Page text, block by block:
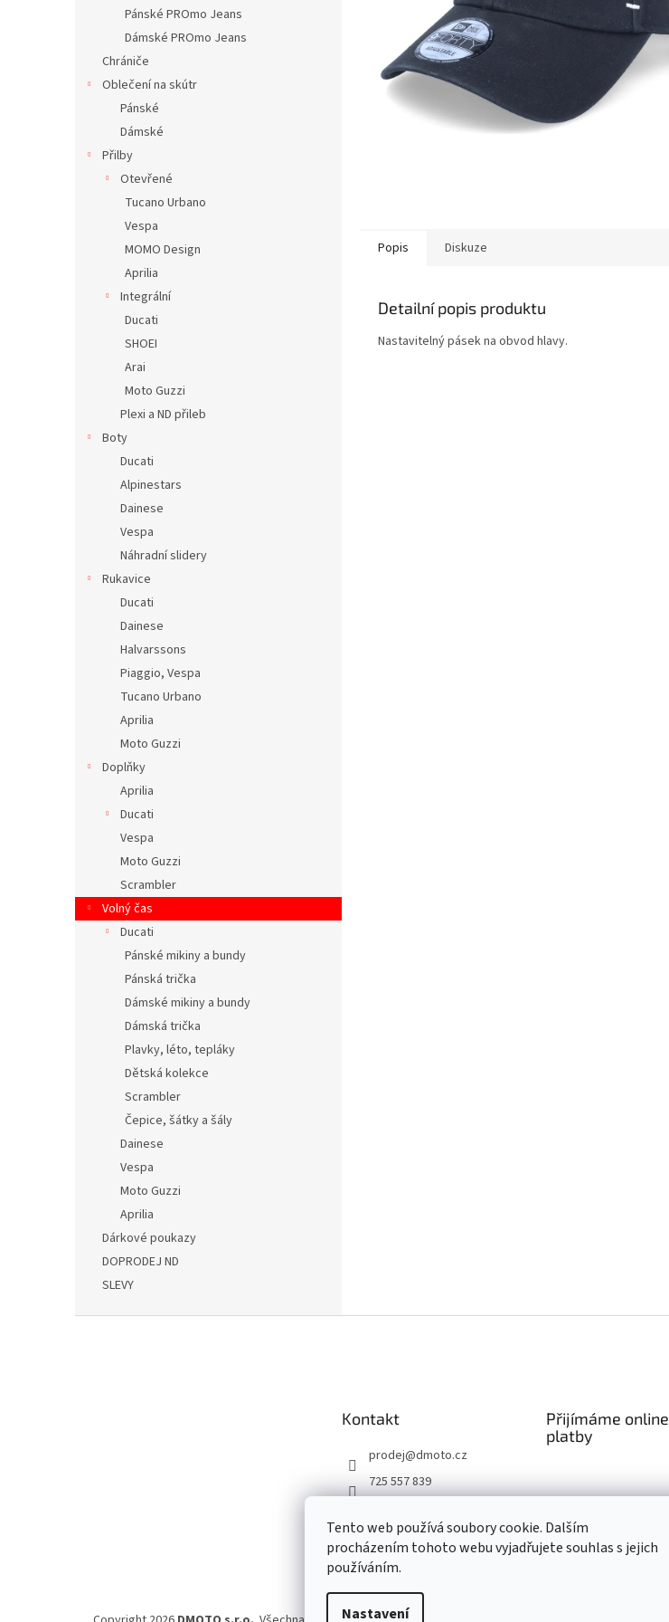
Tento web používá soubory cookie. Dalším
procházením tohoto webu vyjadřujete souhlas s jejich
používáním.
Nastavení
Pánské PROmo Jeans
Dámské PROmo Jeans
Chrániče
Oblečení na skútr
Pánské
Dámské
Přilby
Otevřené
Tucano Urbano
Vespa
MOMO Design
Aprilia
Integrální
Ducati
SHOEI
Arai
Moto Guzzi
Plexi a ND přileb
Boty
Ducati
Alpinestars
Dainese
Vespa
Náhradní slidery
Rukavice
Ducati
Dainese
Halvarssons
Piaggio, Vespa
Tucano Urbano
Aprilia
Moto Guzzi
Doplňky
Aprilia
Ducati
Vespa
Moto Guzzi
Scrambler
Volný čas
Ducati
Pánské mikiny a bundy
Pánská trička
Dámské mikiny a bundy
Dámská trička
Plavky, léto, tepláky
Dětská kolekce
Scrambler
Čepice, šátky a šály
Dainese
Vespa
Moto Guzzi
Aprilia
Dárkové poukazy
DOPRODEJ ND
SLEVY
Popis Diskuze
Detailní popis produktu
Nastavitelný pásek na obvod hlavy.
Kontakt
prodej@dmoto.cz
725 557 839
dmoto.cz
YouTube DMOTO
Přijímáme online
platby